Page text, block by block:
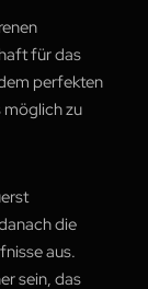
für das
perfekten
möglich zu
die
aus.
sein, das